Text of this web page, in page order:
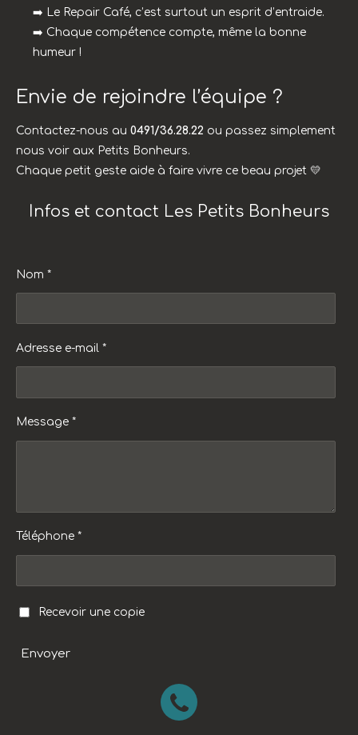
➡️ Le Repair Café, c’est surtout un esprit d’entraide.
➡️ Chaque compétence compte, même la bonne
humeur !
Envie de rejoindre l’équipe ?
Contactez-nous au 0491/36.28.22 ou passez simplement
nous voir aux Petits Bonheurs.
Chaque petit geste aide à faire vivre ce beau projet 💛
Infos et contact Les Petits Bonheurs
Nom *
Adresse e-mail *
Message *
Téléphone *
Recevoir une copie
Envoyer